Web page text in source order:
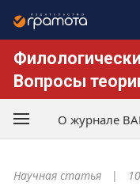
Вопросы
О журнале
Научная статья